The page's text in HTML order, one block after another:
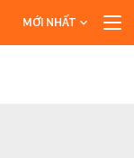
MỚI NHẤT